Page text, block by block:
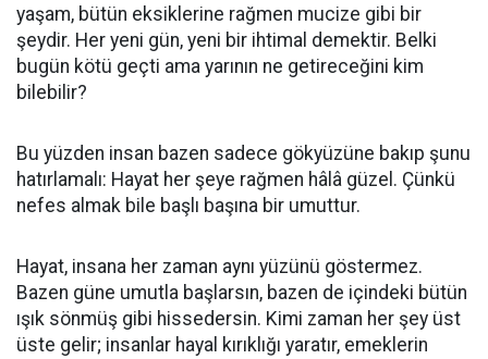
yaşam, bütün eksiklerine rağmen mucize gibi bir
şeydir. Her yeni gün, yeni bir ihtimal demektir. Belki
bugün kötü geçti ama yarının ne getireceğini kim
bilebilir?
Bu yüzden insan bazen sadece gökyüzüne bakıp şunu
hatırlamalı: Hayat her şeye rağmen hâlâ güzel. Çünkü
nefes almak bile başlı başına bir umuttur.
Hayat, insana her zaman aynı yüzünü göstermez.
Bazen güne umutla başlarsın, bazen de içindeki bütün
ışık sönmüş gibi hissedersin. Kimi zaman her şey üst
üste gelir; insanlar hayal kırıklığı yaratır, emeklerin